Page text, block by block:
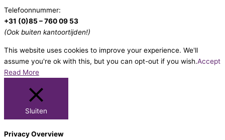
Telefoonnummer:
+31 (0)85 – 760 09 53
(Ook buiten kantoortijden!)
This website uses cookies to improve your experience. We'll
assume you're ok with this, but you can opt-out if you wish.Accept
Read More
Sluiten
Privacy Overview